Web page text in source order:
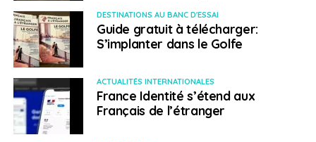
DESTINATIONS AU BANC D'ESSAI
Guide gratuit à télécharger:
S’implanter dans le Golfe
ACTUALITÉS INTERNATIONALES
France Identité s’étend aux
Français de l’étranger